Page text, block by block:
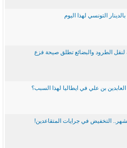
التونسي لهذا اليوم
لنقل الطرود والبضائع تطلق صيحة فزع
العابدين بن علي في ايطاليا لهذا السبب؟
التخفيض في جرايات المتقاعدين!